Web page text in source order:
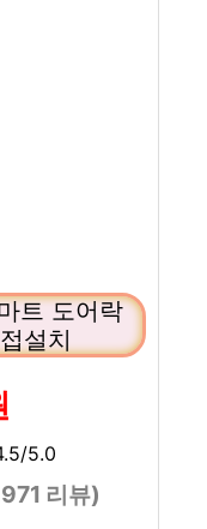
트 도어락
설치
5.0
리뷰)